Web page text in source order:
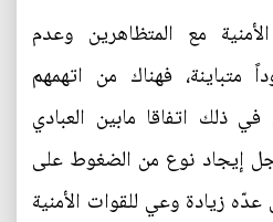
مع المتظاهرين وعدم
متباينة، فهناك من اتهمهم
ذلك اتفاقا مابين العبادي
إيجاد نوع من الضغوط على
عدّه زيادة وعي للقوات الأمنية